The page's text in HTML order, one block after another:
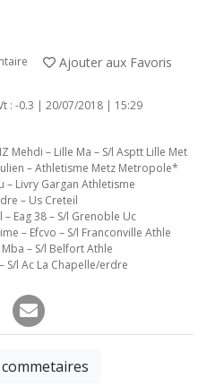
Ajouter aux Favoris
: -0.3 | 20/07/2018 | 15:29
Mehdi – Lille Ma – S/l Asptt Lille Met
– Athletisme Metz Metropole*
– Livry Gargan Athletisme
– Us Creteil
– Eag 38 – S/l Grenoble Uc
– Efcvo – S/l Franconville Athle
Mba – S/l Belfort Athle
S/l Ac La Chapelle/erdre